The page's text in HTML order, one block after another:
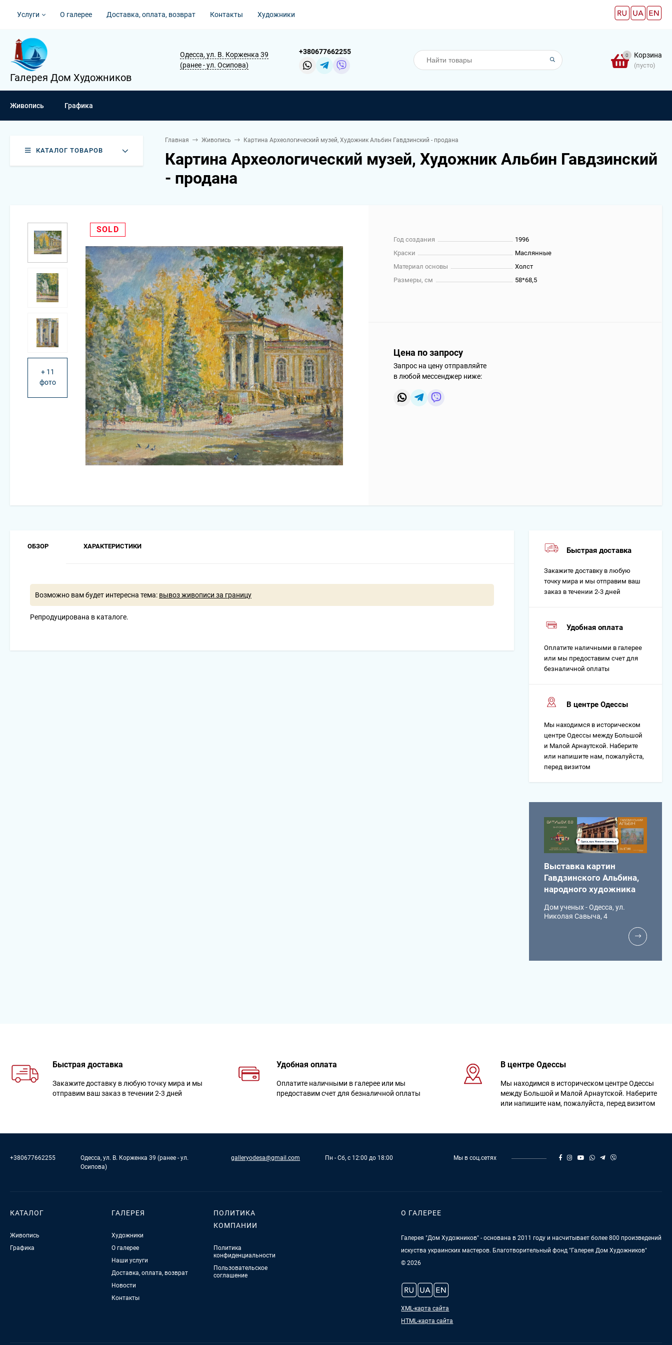
Услуги О галерее Доставка, оплата, возврат Контакты Художники
Галерея Дом Художников
Одесса, ул. В. Корженка 39
(ранее - ул. Осипова)
+380677662255 0 Корзина
(пусто)
Живопись Графика
КАТАЛОГ ТОВАРОВ
Главная Живопись Картина Археологический музей, Художник Альбин Гавдзинский - продана
Картина Археологический музей, Художник Альбин Гавдзинский
- продана
+ 11
фото
SOLD
Год создания
1996
Краски
Маслянные
Материал основы
Холст
Размеры, см
58*68,5
Цена по запросу
Запрос на цену отправляйте
в любой мессенджер ниже:
ОБЗОР ХАРАКТЕРИСТИКИ
Возможно вам будет интересна тема: вывоз живописи за границу
Репродуцирована в каталоге.
Быстрая доставка
Закажите доставку в любую
точку мира и мы отправим ваш
заказ в течении 2-3 дней
Удобная оплата
Оплатите наличными в галерее
или мы предоставим счет для
безналичной оплаты
В центре Одессы
Мы находимся в историческом
центре Одессы между Большой
и Малой Арнаутской. Наберите
или напишите нам, пожалуйста,
перед визитом
Выставка картин
Гавдзинского Альбина,
народного художника
Дом ученых - Одесса, ул.
Николая Савыча, 4
Быстрая доставка
Закажите доставку в любую точку мира и мы
отправим ваш заказ в течении 2-3 дней
Удобная оплата
Оплатите наличными в галерее или мы
предоставим счет для безналичной оплаты
В центре Одессы
Мы находимся в историческом центре Одессы
между Большой и Малой Арнаутской. Наберите
или напишите нам, пожалуйста, перед визитом
+380677662255
Одесса, ул. В. Корженка 39 (ранее - ул.
Осипова)
galleryodesa@gmail.com Пн - Сб, с 12:00 до 18:00 Мы в соц.сетях
КАТАЛОГ
Живопись
Графика
ГАЛЕРЕЯ
Художники
О галерее
Наши услуги
Доставка, оплата, возврат
Новости
Контакты
ПОЛИТИКА
КОМПАНИИ
Политика
конфиденциальности
Пользовательское
соглашение
О ГАЛЕРЕЕ
Галерея "Дом Художников" - основана в 2011 году и насчитывает более 800 произведений
искуства украинских мастеров. Благотворительный фонд "Галерея Дом Художников"
© 2026
XML-карта сайта
HTML-карта сайта